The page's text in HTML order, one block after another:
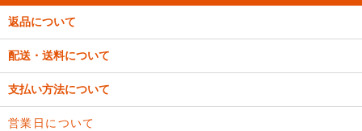
返品について
配送・送料について
支払い方法について
営業日について